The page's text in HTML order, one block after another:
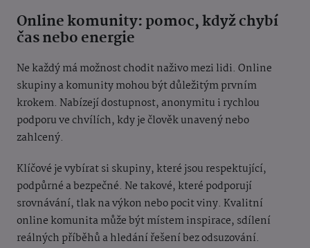
Online komunity: pomoc, když chybí
čas nebo energie
Ne každý má možnost chodit naživo mezi lidi. Online
skupiny a komunity mohou být důležitým prvním
krokem. Nabízejí dostupnost, anonymitu i rychlou
podporu ve chvílích, kdy je člověk unavený nebo
zahlcený.
Klíčové je vybírat si skupiny, které jsou respektující,
podpůrné a bezpečné. Ne takové, které podporují
srovnávání, tlak na výkon nebo pocit viny. Kvalitní
online komunita může být místem inspirace, sdílení
reálných příběhů a hledání řešení bez odsuzování.